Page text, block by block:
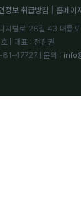
정보 취급방침 홈페이
지털로 26길 43 대륭
호 | 대표 : 전진권
81-47727 | 문의 :